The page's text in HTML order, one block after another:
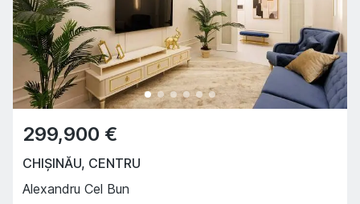
299,900 €
CHIȘINĂU, CENTRU
Alexandru Cel Bun